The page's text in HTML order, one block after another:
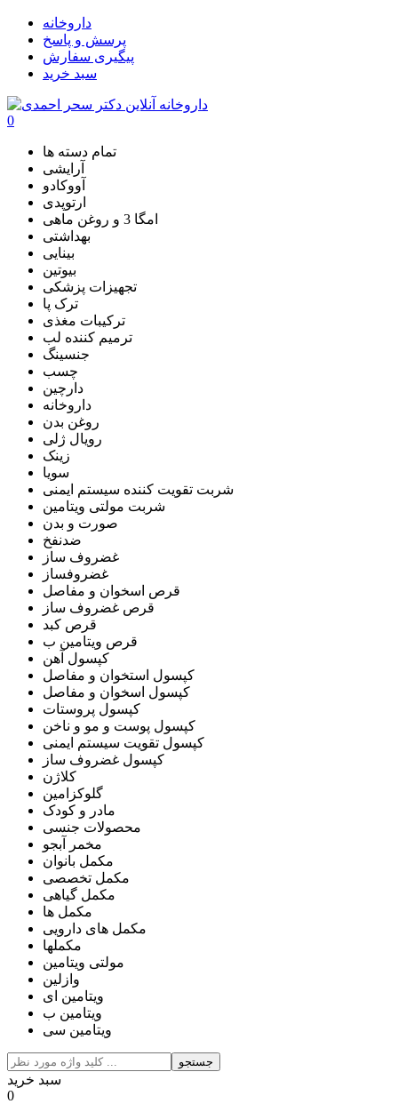
داروخانه
پرسش و پاسخ
پیگیری سفارش
سبد خرید
0
تمام دسته ها
آرایشی
آووکادو
ارتوپدی
امگا 3 و روغن ماهی
بهداشتی
بینایی
بیوتین
تجهیزات پزشکی
ترک پا
ترکیبات مغذی
ترمیم کننده لب
جنسینگ
چسب
دارچین
داروخانه
روغن بدن
رویال ژلی
زینک
سویا
شربت تقویت کننده سیستم ایمنی
شربت مولتی ویتامین
صورت و بدن
ضدنفخ
غضروف ساز
غضروفساز
قرص اسخوان و مفاصل
قرص غضروف ساز
قرص کبد
قرص ویتامین ب
کپسول آهن
کپسول استخوان و مفاصل
کپسول اسخوان و مفاصل
کپسول پروستات
کپسول پوست و مو و ناخن
کپسول تقویت سیستم ایمنی
کپسول غضروف ساز
کلاژن
گلوکزامین
مادر و کودک
محصولات جنسی
مخمر آبجو
مکمل بانوان
مکمل تخصصی
مکمل گیاهی
مکمل ها
مکمل های دارویی
مکملها
مولتی ویتامین
وازلین
ویتامین ای
ویتامین ب
ویتامین سی
جستجو
سبد خرید
0